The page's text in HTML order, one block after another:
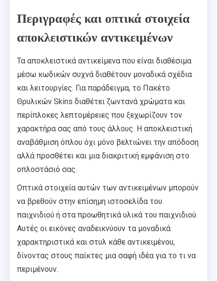
Περιγραφές και οπτικά στοιχεία
αποκλειστικών αντικειμένων
Τα αποκλειστικά αντικείμενα που είναι διαθέσιμα
μέσω κωδικών συχνά διαθέτουν μοναδικά σχέδια
και λειτουργίες. Για παράδειγμα, το Πακέτο
Θρυλικών Skins διαθέτει ζωντανά χρώματα και
περίπλοκες λεπτομέρειες που ξεχωρίζουν τον
χαρακτήρα σας από τους άλλους. Η αποκλειστική
αναβάθμιση όπλου όχι μόνο βελτιώνει την απόδοση
αλλά προσθέτει και μια διακριτική εμφάνιση στο
οπλοστάσιό σας.
Οπτικά στοιχεία αυτών των αντικειμένων μπορούν
να βρεθούν στην επίσημη ιστοσελίδα του
παιχνιδιού ή στα προωθητικά υλικά του παιχνιδιού.
Αυτές οι εικόνες αναδεικνύουν τα μοναδικά
χαρακτηριστικά και στυλ κάθε αντικειμένου,
δίνοντας στους παίκτες μια σαφή ιδέα για το τι να
περιμένουν.